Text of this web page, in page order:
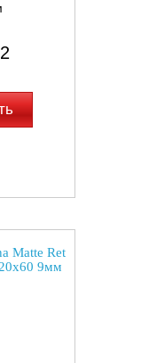
Matte Ret
9мм